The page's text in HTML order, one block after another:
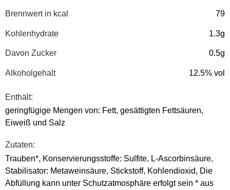
Brennwert in kcal 79
Kohlenhydrate 1.3g
Davon Zucker 0.5g
Alkoholgehalt 12.5% vol
Enthält:
geringfügige Mengen von: Fett, gesättigten Fettsäuren,
Eiweiß und Salz
Zutaten:
Trauben*, Konservierungsstoffe: Sulfite, L-Ascorbinsäure,
Stabilisator: Metaweinsäure, Stickstoff, Kohlendioxid, Die
Abfüllung kann unter Schutzatmosphäre erfolgt sein * aus